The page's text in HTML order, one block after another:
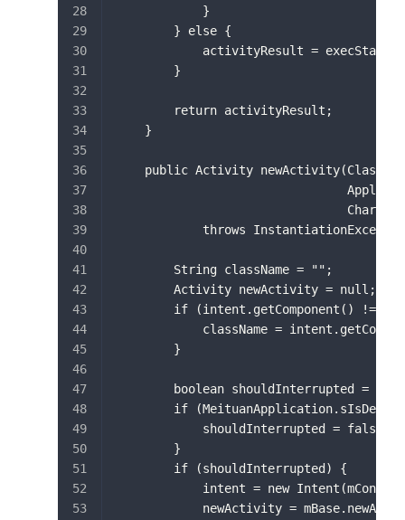
            }
        } else {
activityResult =
        }
        return activityResult;
    }
public Activity
throws
        String className = "";
        Activity newActivity = null;
if (intent.getComponent() !=
className =
        }
boolean shouldInterrupted =
if
            shouldInterrupted = false;
        }
        if (shouldInterrupted) {
intent = new
newActivity =